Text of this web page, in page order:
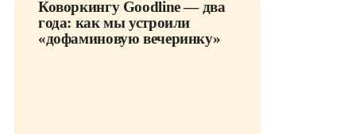
Коворкингу Goodline — два
года: как мы устроили
«дофаминовую вечеринку»